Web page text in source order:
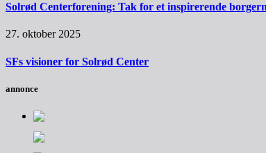
Solrød Centerforening: Tak for et inspirerende
27. oktober 2025
SFs visioner for Solrød Center
annonce